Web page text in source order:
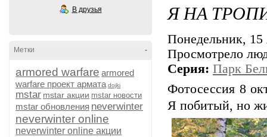
В друзья
-
Метки
armored warfare armored
warfare проект армата dojki
mstar mstar акции mstar новости
mstar обновления neverwinter
neverwinter online
neverwinter online акции
Я НА
Понедельник, 15
Просмотрело
Серия: Парк
Фотосессия 8
Я побитый, но